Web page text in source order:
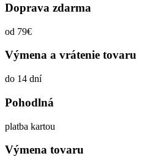
Doprava zdarma
od 79€
Výmena a vrátenie tovaru
do 14 dní
Pohodlná
platba kartou
Výmena tovaru